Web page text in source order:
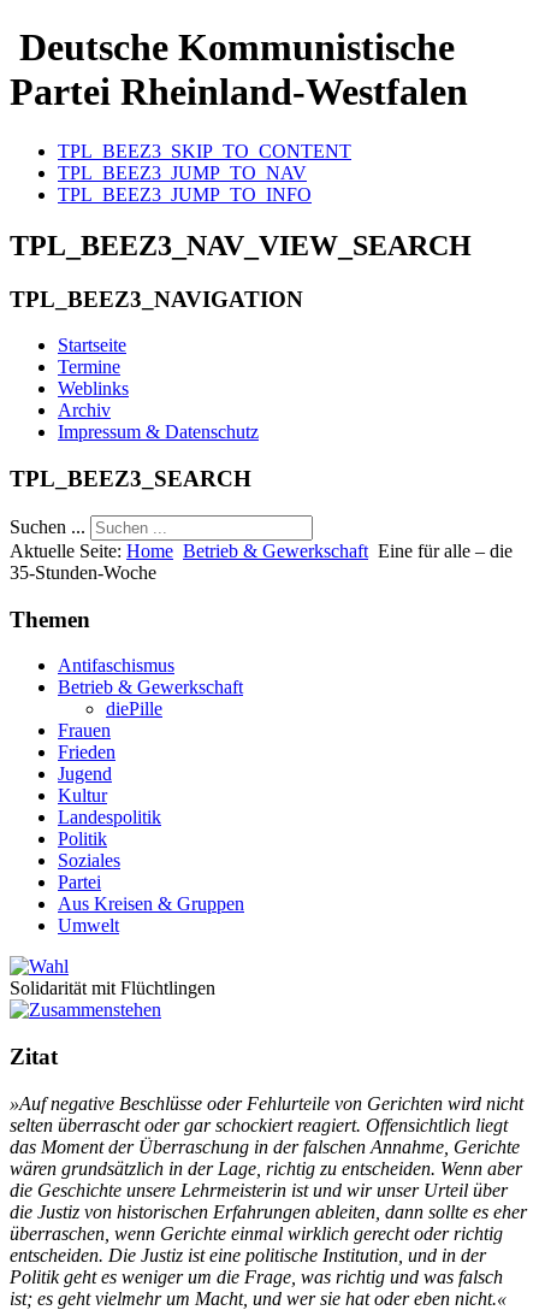
Deutsche Kommunistische
Partei Rheinland-Westfalen
TPL_BEEZ3_SKIP_TO_CONTENT
TPL_BEEZ3_JUMP_TO_NAV
TPL_BEEZ3_JUMP_TO_INFO
TPL_BEEZ3_NAV_VIEW_SEARCH
TPL_BEEZ3_NAVIGATION
Startseite
Termine
Weblinks
Archiv
Impressum & Datenschutz
TPL_BEEZ3_SEARCH
Suchen ...
Aktuelle Seite: Home Betrieb & Gewerkschaft Eine für alle – die
35-Stunden-Woche
Themen
Antifaschismus
Betrieb & Gewerkschaft
diePille
Frauen
Frieden
Jugend
Kultur
Landespolitik
Politik
Soziales
Partei
Aus Kreisen & Gruppen
Umwelt
Solidarität mit Flüchtlingen
Zitat
»Auf negative Beschlüsse oder Fehlurteile von Gerichten wird nicht
selten überrascht oder gar schockiert reagiert. Offensichtlich liegt
das Moment der Überraschung in der falschen Annahme, Gerichte
wären grundsätzlich in der Lage, richtig zu entscheiden. Wenn aber
die Geschichte unsere Lehrmeisterin ist und wir unser Urteil über
die Justiz von historischen Erfahrungen ableiten, dann sollte es eher
überraschen, wenn Gerichte einmal wirklich gerecht oder richtig
entscheiden. Die Justiz ist eine politische Institution, und in der
Politik geht es weniger um die Frage, was richtig und was falsch
ist; es geht vielmehr um Macht, und wer sie hat oder eben nicht.«